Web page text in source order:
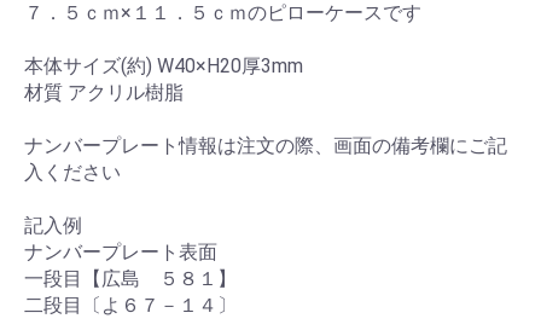
７．５ｃｍ×１１．５ｃｍのピローケースです
本体サイズ(約) W40×H20厚3mm
材質 アクリル樹脂
ナンバープレート情報は注文の際、画面の備考欄にご記
入ください
記入例
ナンバープレート表面
一段目【広島 ５８１】
二段目〔よ６７－１４〕